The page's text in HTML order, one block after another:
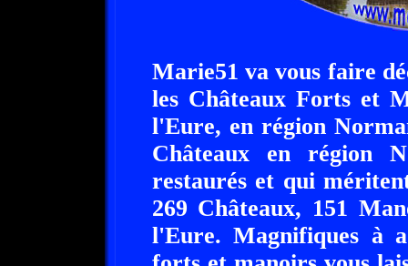
Marie51 va vous faire
les Châteaux Forts et
l'Eure, en région
Châteaux en région
restaurés et qui
269 Châteaux, 151
l'Eure. Magnifiques à